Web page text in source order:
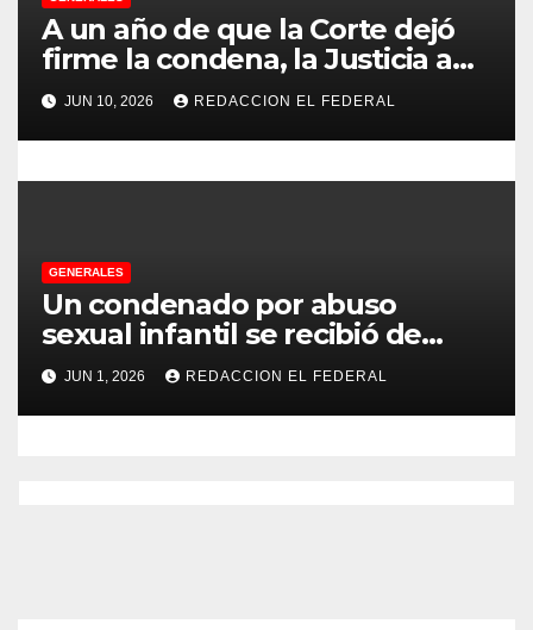
d
a
s
A un año de que la Corte dejó
firme la condena, la Justicia aún
no pudo decomisarle ni un peso
a CFK
JUN 10, 2026 REDACCION EL FEDERAL
GENERALES
Un condenado por abuso
sexual infantil se recibió de
psicopedagogo dentro del
Servicio Penitenciario de La
Rioja
JUN 1, 2026 REDACCION EL FEDERAL